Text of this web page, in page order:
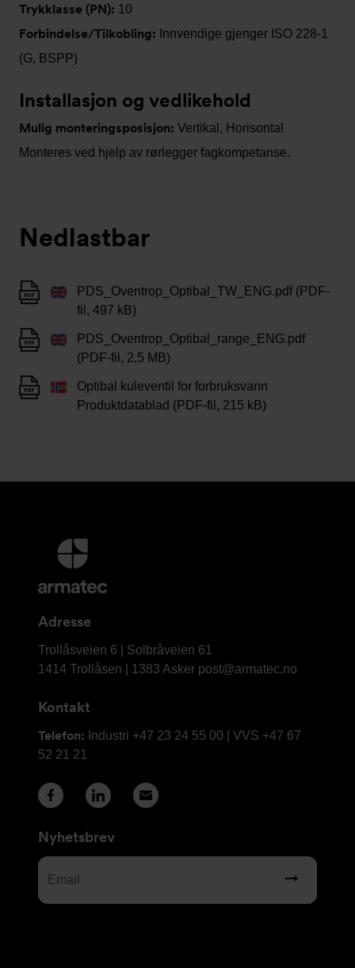
Trykklasse (PN): 10
Forbindelse/Tilkobling: Innvendige gjenger ISO 228-1
(G, BSPP)
Installasjon og vedlikehold
Mulig monteringsposisjon: Vertikal, Horisontal
Monteres ved hjelp av rørlegger fagkompetanse.
Nedlastbar
PDS_Oventrop_Optibal_TW_ENG.pdf (PDF-
fil, 497 kB)
PDS_Oventrop_Optibal_range_ENG.pdf
(PDF-fil, 2,5 MB)
Optibal kuleventil for forbruksvann
Produktdatablad (PDF-fil, 215 kB)
Mer
informasjon
og
Adresse
Armatec
AS
Trollåsveien 6 | Solbråveien 61
1414 Trollåsen | 1383 Asker post@armatec.no
Kontakt
Telefon: Industri +47 23 24 55 00 | VVS +47 67
52 21 21
Nyhetsbrev
Email
(Required)